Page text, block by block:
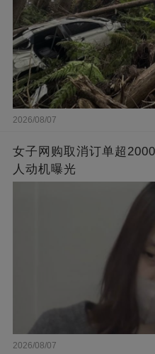
2026/08/07
女子网购取消订单超
人动机曝光
2026/08/07